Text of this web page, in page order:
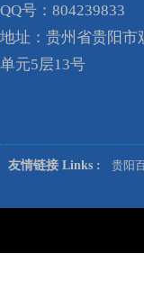
QQ号：804239833
地址：贵州省贵阳市
单元5层13号
友情链接 Links : 贵阳